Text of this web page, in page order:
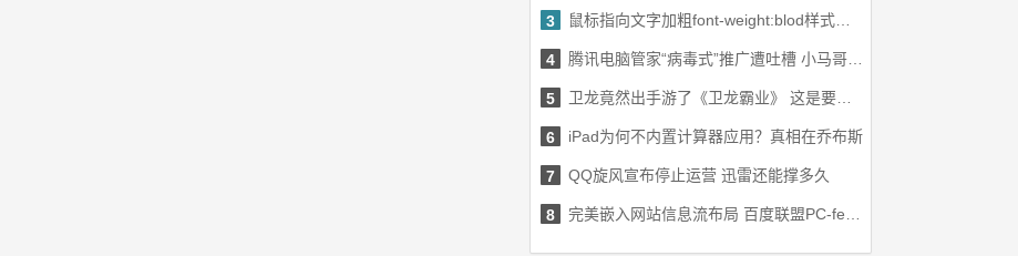
3 鼠标指向文字加粗font-weight:blod样式导致跳动怎么办
4 腾讯电脑管家“病毒式”推广遭吐槽 小马哥致歉
5 卫龙竟然出手游了《卫龙霸业》 这是要搞事啊
6 iPad为何不内置计算器应用？真相在乔布斯
7 QQ旋风宣布停止运营 迅雷还能撑多久
8 完美嵌入网站信息流布局 百度联盟PC-feed广告上线